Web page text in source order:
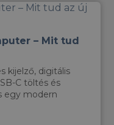
– Mit tud
kijelző, digitális
C töltés és
egy modern